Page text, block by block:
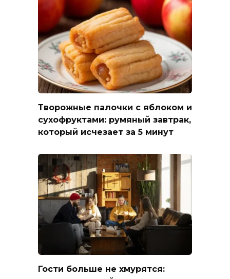
Творожные палочки с яблоком и
сухофруктами: румяный завтрак,
который исчезает за 5 минут
Гости больше не хмурятся: